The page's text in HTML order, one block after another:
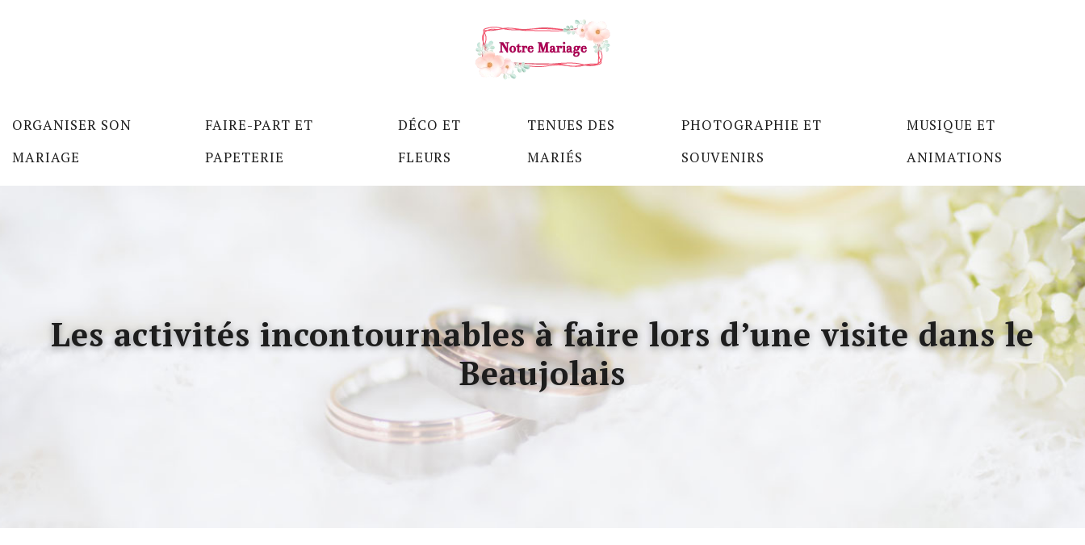
ORGANISER SON
MARIAGE
FAIRE-PART ET
PAPETERIE
DÉCO ET
FLEURS
TENUES DES
MARIÉS
PHOTOGRAPHIE ET
SOUVENIRS
MUSIQUE ET
ANIMATIONS
Les activités incontournables à faire lors d’une visite dans le
Beaujolais